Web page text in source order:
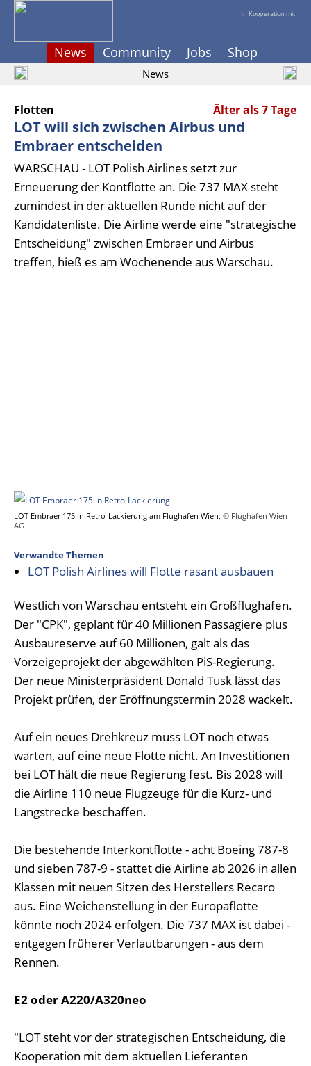
In Kooperation mit
News Community Jobs Shop
News
Flotten Älter als 7 Tage
LOT will sich zwischen Airbus und
Embraer entscheiden
WARSCHAU - LOT Polish Airlines setzt zur
Erneuerung der Kontflotte an. Die 737 MAX steht
zumindest in der aktuellen Runde nicht auf der
Kandidatenliste. Die Airline werde eine "strategische
Entscheidung" zwischen Embraer und Airbus
treffen, hieß es am Wochenende aus Warschau.
LOT Embraer 175 in Retro-Lackierung am Flughafen Wien, © Flughafen Wien
AG
Verwandte Themen
LOT Polish Airlines will Flotte rasant ausbauen
Westlich von Warschau entsteht ein Großflughafen.
Der "CPK", geplant für 40 Millionen Passagiere plus
Ausbaureserve auf 60 Millionen, galt als das
Vorzeigeprojekt der abgewählten PiS-Regierung.
Der neue Ministerpräsident Donald Tusk lässt das
Projekt prüfen, der Eröffnungstermin 2028 wackelt.
Auf ein neues Drehkreuz muss LOT noch etwas
warten, auf eine neue Flotte nicht. An Investitionen
bei LOT hält die neue Regierung fest. Bis 2028 will
die Airline 110 neue Flugzeuge für die Kurz- und
Langstrecke beschaffen.
Die bestehende Interkontflotte - acht Boeing 787-8
und sieben 787-9 - stattet die Airline ab 2026 in allen
Klassen mit neuen Sitzen des Herstellers Recaro
aus. Eine Weichenstellung in der Europaflotte
könnte noch 2024 erfolgen. Die 737 MAX ist dabei -
entgegen früherer Verlautbarungen - aus dem
Rennen.
E2 oder A220/A320neo
"LOT steht vor der strategischen Entscheidung, die
Kooperation mit dem aktuellen Lieferanten